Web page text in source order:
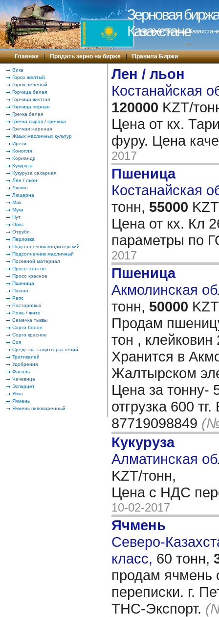
Зерновая
Казахстане
Зерновая биржа в
---
Главная | Продать зерно на бирже | Правила Биржи
Вика
Горох желтый
Горох зеленый
Горчица белая
Горчица желтая
Горчица черная
Гречка белая
Гречка сырая / гречиха
Гречкая жареная
Жмых масличных культур
Иреги
Конопля
Кориандр
Кукуруза
Кукуруза сахарная
Лен / льон
Люпин
Люцерна
Мак
Мука
Нут
Овес
Отруби
Перловка
Подсолнечник кондитерский
Подсолнечник масличный
Посевной материал
Просо желтое
Просо красное
Пшеница
Пшоно
Рапс
Расторопша
Рожь / жито
Семечка тыквы
Сорго белое
Сорго красное
Соя
Средства защиты растений
Тритикалей
Удобрения
Фасоль
Чечевица
Эспарцет
Ячка
Ячмень
Ячмень пивоваренный
Лен / льон
Костанайская
120000 KZT/
Цена от кх.
фуру. Цена
2017
Пшеница
Костанайская
тонн, 55000
Цена от кх. Кл
параметры по
2017
Пшеница
Акмолинская
тонн, 50000
Продам
тон ,
Хранится в
Жалтырском
Цена за тонну-
отгрузка 600
87719098849
Кукуруза
Алматинская
KZT/тонн,
Цена с НДС
10-02-2017
Ячмень
Северо-
класс, 60 тонн,
продам ячмень
переписки. г.
ТНС-Экспорт.